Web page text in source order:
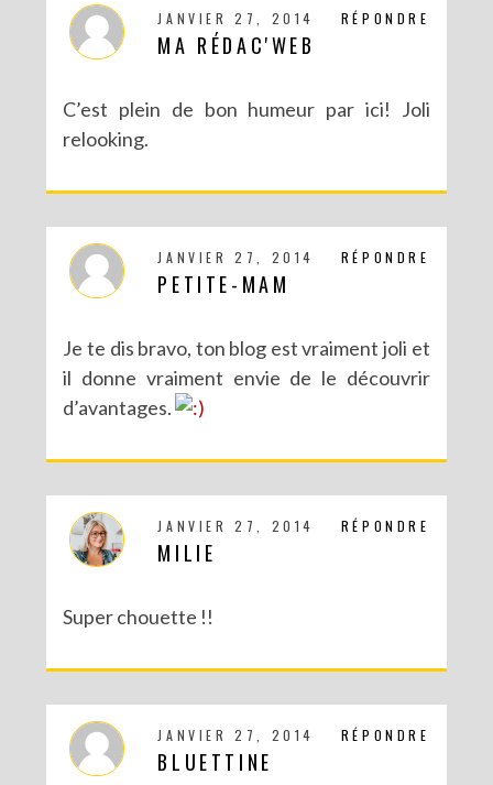
RÉPONDRE
JANVIER 27, 2014
MA RÉDAC'WEB
C’est plein de bon humeur par ici! Joli
relooking.
RÉPONDRE
JANVIER 27, 2014
PETITE-MAM
Je te dis bravo, ton blog est vraiment joli et
il donne vraiment envie de le découvrir
d’avantages.
RÉPONDRE
JANVIER 27, 2014
MILIE
Super chouette !!
RÉPONDRE
JANVIER 27, 2014
BLUETTINE